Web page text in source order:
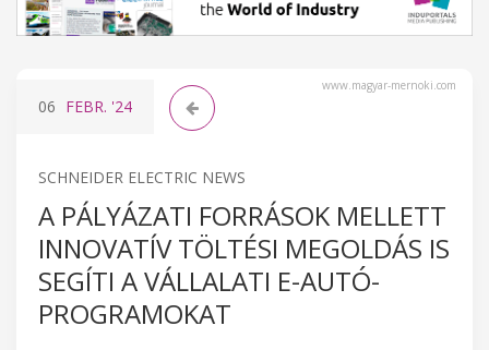
www.magyar-mernoki.com
06 FEBR. '24
SCHNEIDER ELECTRIC NEWS
A PÁLYÁZATI FORRÁSOK MELLETT
INNOVATÍV TÖLTÉSI MEGOLDÁS IS
SEGÍTI A VÁLLALATI E-AUTÓ-
PROGRAMOKAT